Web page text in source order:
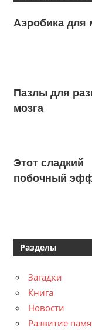
Аэробика для
Пазлы для
мозга
Этот сладкий
побочный
Разделы
Загадки
Книга
Новости
Развитие